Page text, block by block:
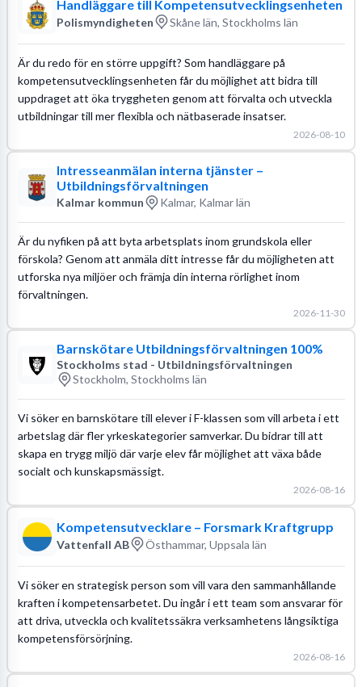
Handläggare till Kompetensutvecklingsenheten
Polismyndigheten Skåne län, Stockholms län
Är du redo för en större uppgift? Som handläggare på
kompetensutvecklingsenheten får du möjlighet att bidra till
uppdraget att öka tryggheten genom att förvalta och utveckla
utbildningar till mer flexibla och nätbaserade insatser.
2026-08-10
Intresseanmälan interna tjänster –
Utbildningsförvaltningen
Kalmar kommun Kalmar, Kalmar län
Är du nyfiken på att byta arbetsplats inom grundskola eller
förskola? Genom att anmäla ditt intresse får du möjligheten att
utforska nya miljöer och främja din interna rörlighet inom
förvaltningen.
2026-11-30
Barnskötare Utbildningsförvaltningen 100%
Stockholms stad - Utbildningsförvaltningen
Stockholm, Stockholms län
Vi söker en barnskötare till elever i F-klassen som vill arbeta i ett
arbetslag där fler yrkeskategorier samverkar. Du bidrar till att
skapa en trygg miljö där varje elev får möjlighet att växa både
socialt och kunskapsmässigt.
2026-08-16
Kompetensutvecklare – Forsmark Kraftgrupp
Vattenfall AB Östhammar, Uppsala län
Vi söker en strategisk person som vill vara den sammanhållande
kraften i kompetensarbetet. Du ingår i ett team som ansvarar för
att driva, utveckla och kvalitetssäkra verksamhetens långsiktiga
kompetensförsörjning.
2026-08-16